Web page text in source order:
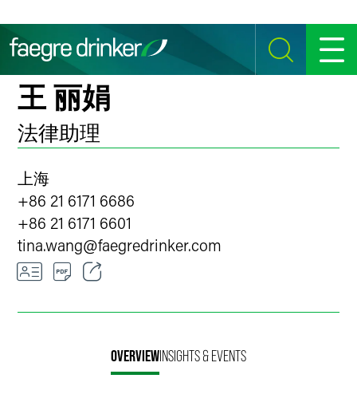
SEARCH MENU
王 丽娟
法律助理
上海
+86 21 6171 6686
+86 21 6171 6601
tina.wang@faegredrinker.com
LinkedIn
OVERVIEWINSIGHTS & EVENTS